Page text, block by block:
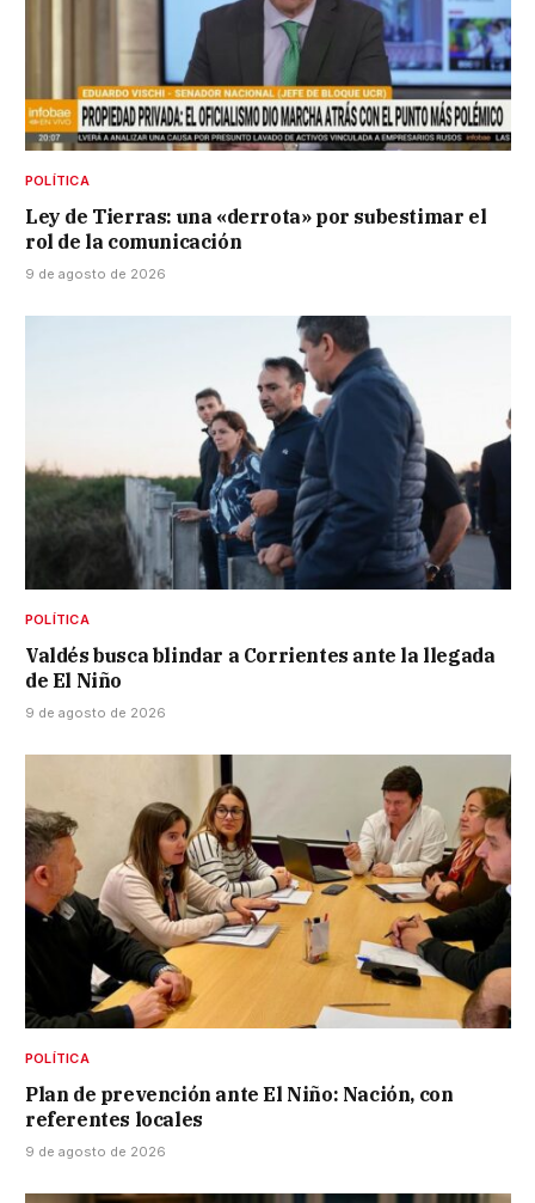
POLÍTICA
Ley de Tierras: una «derrota» por subestimar el
rol de la comunicación
9 de agosto de 2026
POLÍTICA
Valdés busca blindar a Corrientes ante la llegada
de El Niño
9 de agosto de 2026
POLÍTICA
Plan de prevención ante El Niño: Nación, con
referentes locales
9 de agosto de 2026